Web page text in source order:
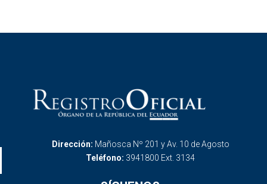
Dirección: Mañosca Nº 201 y Av. 10 de Agosto
Teléfono: 3941800 Ext. 3134